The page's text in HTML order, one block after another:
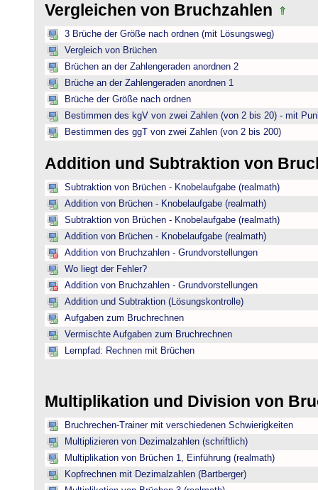
Vergleichen von Bruchzahlen
3 Brüche der Größe nach ordnen (mit Lösungsweg)
Vergleich von Brüchen
Brüchen an der Zahlengeraden anordnen 2
Brüche an der Zahlengeraden anordnen 1
Brüche der Größe nach ordnen
Bestimmen des kgV von zwei Zahlen (von 2 bis 20) - mit
Bestimmen des ggT von zwei Zahlen (von 2 bis 200)
Addition und Subtraktion von
Subtraktion von Brüchen - Knobelaufgabe (realmath)
Addition von Brüchen - Knobelaufgabe (realmath)
Subtraktion von Brüchen - Knobelaufgabe (realmath)
Addition von Brüchen - Knobelaufgabe (realmath)
Addition von Bruchzahlen - Grundvorstellungen
Wo liegt der Fehler?
Addition von Bruchzahlen - Grundvorstellungen
Addition und Subtraktion (Lösungskontrolle)
Aufgaben zum Bruchrechnen
Vermischte Aufgaben zum Bruchrechnen
Lernpfad: Rechnen mit Brüchen
Multiplikation und Division von
Bruchrechen-Trainer mit verschiedenen Schwierigkeiten
Multiplizieren von Dezimalzahlen (schriftlich)
Multiplikation von Brüchen 1, Einführung (realmath)
Kopfrechnen mit Dezimalzahlen (Bartberger)